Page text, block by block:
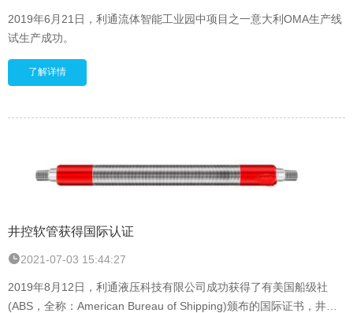
2019年6月21日，利通流体智能工业园中项目之一意大利OMA生产线
试生产成功。
了解详情
井控软管获得国际认证
2021-07-03 15:44:27
2019年8月12日，利通液压科技有限公司成功获得了有美国船级社
(ABS，全称：American Bureau of Shipping)颁布的国际证书，井控